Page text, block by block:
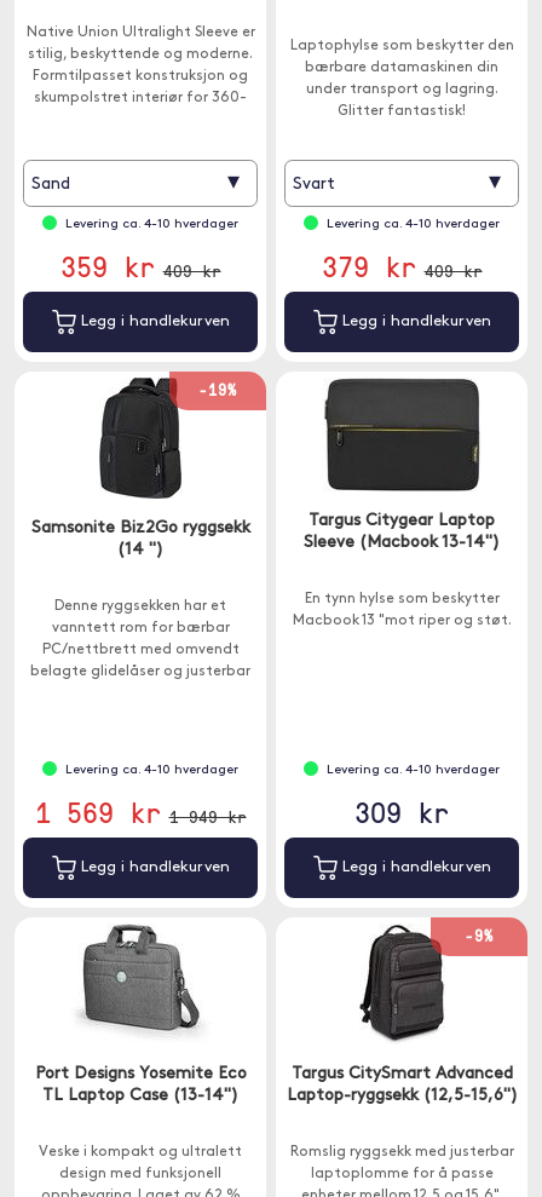
Native Union Ultralight Sleeve er
stilig, beskyttende og moderne.
Formtilpasset konstruksjon og
skumpolstret interiør for 360-
Sand ▾
Levering ca. 4-10 hverdager
359 kr 409 kr
Legg i handlekurven
Laptophylse som beskytter den
bærbare datamaskinen din
under transport og lagring.
Glitter fantastisk!
Svart ▾
Levering ca. 4-10 hverdager
379 kr 409 kr
Legg i handlekurven
-19%
Samsonite Biz2Go ryggsekk
(14 ")
Denne ryggsekken har et
vanntett rom for bærbar
PC/nettbrett med omvendt
belagte glidelåser og justerbar
Levering ca. 4-10 hverdager
1 569 kr 1 949 kr
Legg i handlekurven
Targus Citygear Laptop
Sleeve (Macbook 13-14")
En tynn hylse som beskytter
Macbook 13 "mot riper og støt.
Levering ca. 4-10 hverdager
309 kr
Legg i handlekurven
Port Designs Yosemite Eco
TL Laptop Case (13-14")
Veske i kompakt og ultralett
design med funksjonell
-9%
Targus CitySmart Advanced
Laptop-ryggsekk (12,5-15,6")
Romslig ryggsekk med justerbar
laptoplomme for å passe